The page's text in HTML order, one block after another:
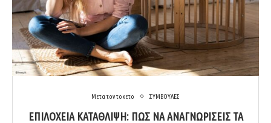
Μετα τον τοκετο ΣΥΜΒΟΥΛΕΣ
ΕΠΙΛΌΧΕΙΑ ΚΑΤΆΘΛΙΨΗ: ΠΏΣ ΝΑ ΑΝΑΓΝΩΡΊΣΕΙΣ ΤΑ